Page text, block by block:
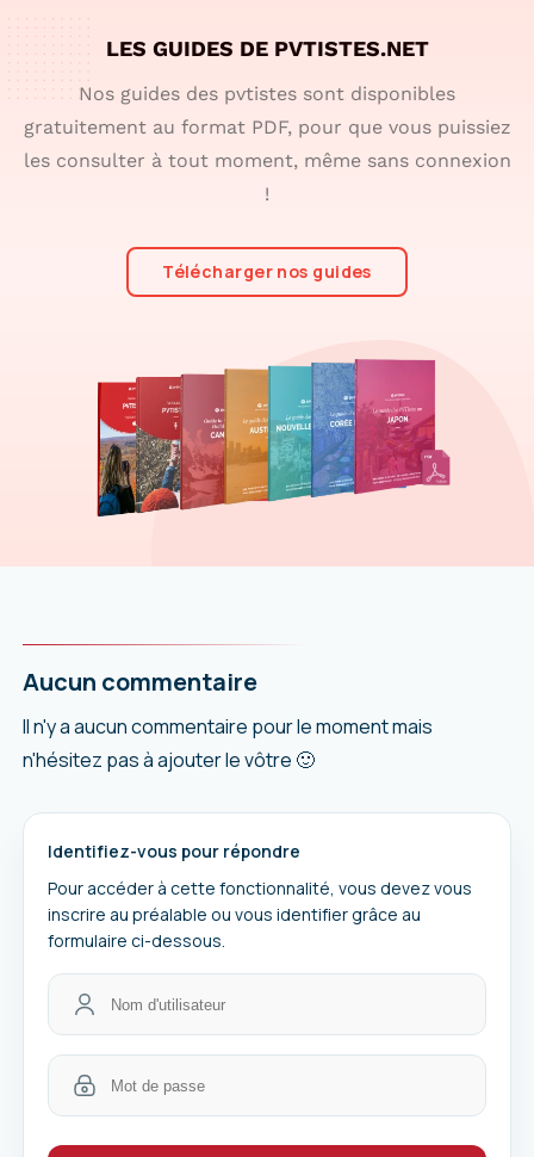
LES GUIDES DE PVTISTES.NET
Nos guides des pvtistes sont disponibles
gratuitement au format PDF, pour que vous puissiez
les consulter à tout moment, même sans connexion
!
Télécharger nos guides
Aucun commentaire
Il n'y a aucun commentaire pour le moment mais
n'hésitez pas à ajouter le vôtre 🙂
Identifiez-vous pour répondre
Pour accéder à cette fonctionnalité, vous devez vous
inscrire au préalable ou vous identifier grâce au
formulaire ci-dessous.